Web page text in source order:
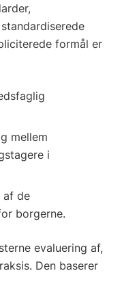
formål er
mellem
i
af de
borgerne.
evaluering af,
Den baserer